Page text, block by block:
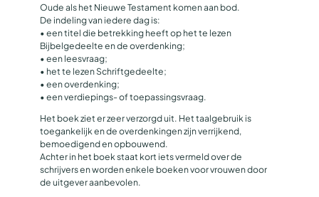
Oude als het Nieuwe Testament komen aan bod.
De indeling van iedere dag is:
• een titel die betrekking heeft op het te lezen
Bijbelgedeelte en de overdenking;
• een leesvraag;
• het te lezen Schriftgedeelte;
• een overdenking;
• een verdiepings- of toepassingsvraag.
Het boek ziet er zeer verzorgd uit. Het taalgebruik is
toegankelijk en de overdenkingen zijn verrijkend,
bemoedigend en opbouwend.
Achter in het boek staat kort iets vermeld over de
schrijvers en worden enkele boeken voor vrouwen door
de uitgever aanbevolen.